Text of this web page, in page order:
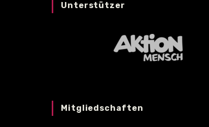
Unterstützer
Mitgliedschaften